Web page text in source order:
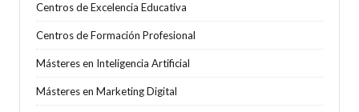
Centros de Excelencia Educativa
Centros de Formación Profesional
Másteres en Inteligencia Artificial
Másteres en Marketing Digital